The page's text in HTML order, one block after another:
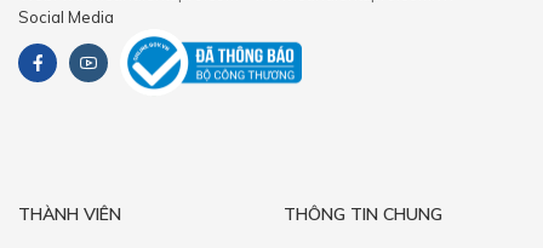
Social Media
THÀNH VIÊN THÔNG TIN CHUNG